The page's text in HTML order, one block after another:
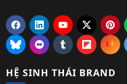
HỆ SINH THÁI BRAND